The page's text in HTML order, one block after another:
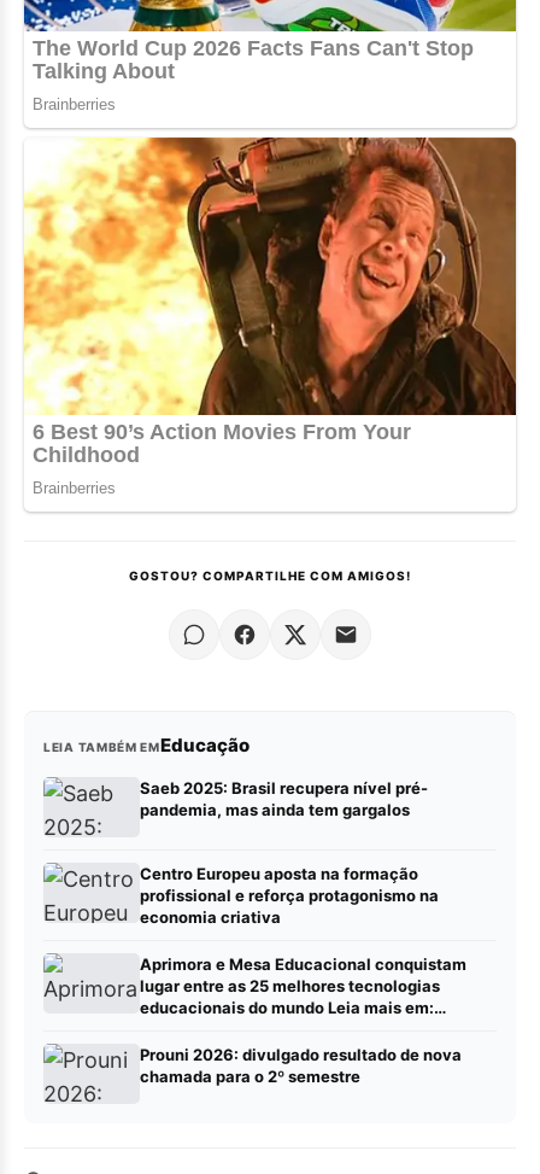
GOSTOU? COMPARTILHE COM AMIGOS!
LEIA TAMBÉM EMEducação
Saeb 2025: Brasil recupera nível pré-
pandemia, mas ainda tem gargalos
Centro Europeu aposta na formação
profissional e reforça protagonismo na
economia criativa
Aprimora e Mesa Educacional conquistam
lugar entre as 25 melhores tecnologias
educacionais do mundo Leia mais em:
pauta – Portalrbn)
Prouni 2026: divulgado resultado de nova
chamada para o 2º semestre